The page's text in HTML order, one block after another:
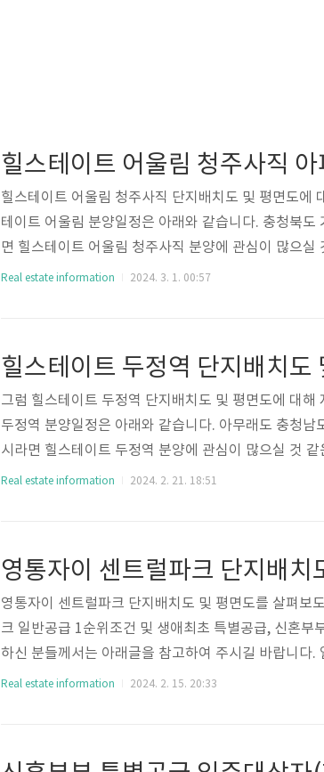
힐스테이트 어울림 청주사직 단지배치도 및 평면도에
테이트 어울림 분양일정은 아래와 같습니다. 충청북
면 힐스테이트 어울림 청주사직 분양에 관심이 많으
요하다고 볼 수 있는 것이 단지배치도와 평면도일 것입
항에 대해 궁금하신 분들께서는 아래글을 참고하시면
Real estate information 2024. 3. 1. 00:57
힐스테이트 두정역 단지배치도
그럼 힐스테이트 두정역 단지배치도 및 평면도에 대
두정역 분양일정은 아래와 같습니다. 아무래도 충청남
시라면 힐스테이트 두정역 분양에 관심이 많으실 것
치도와 평면도를 살펴보는 것은 필수라 할 수 있겠습니
및 유의사항에 대해 궁금하신분들께서 아래글을 참고
Real estate information 2024. 2. 21. 18:51
영통자이 센트럴파크 단지배치
영통자이 센트럴파크 단지배치도 및 평면도를 살펴보
크 일반공급 1순위조건 및 생애최초 특별공급, 신혼부
하신 분들께서는 아래글을 참고하여 주시길 바랍니다.
👆 신혼부부 특별공급 👆 [목차여기] 영통자이 센트럴
Real estate information 2024. 2. 15. 20:33